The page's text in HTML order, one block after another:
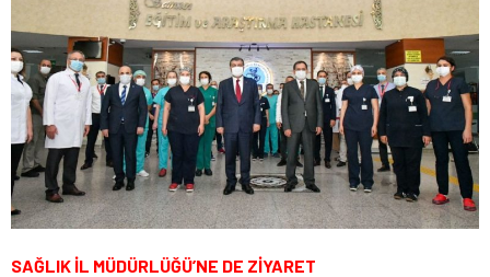
SAĞLIK İL MÜDÜRLÜĞÜ’NE DE ZİYARET